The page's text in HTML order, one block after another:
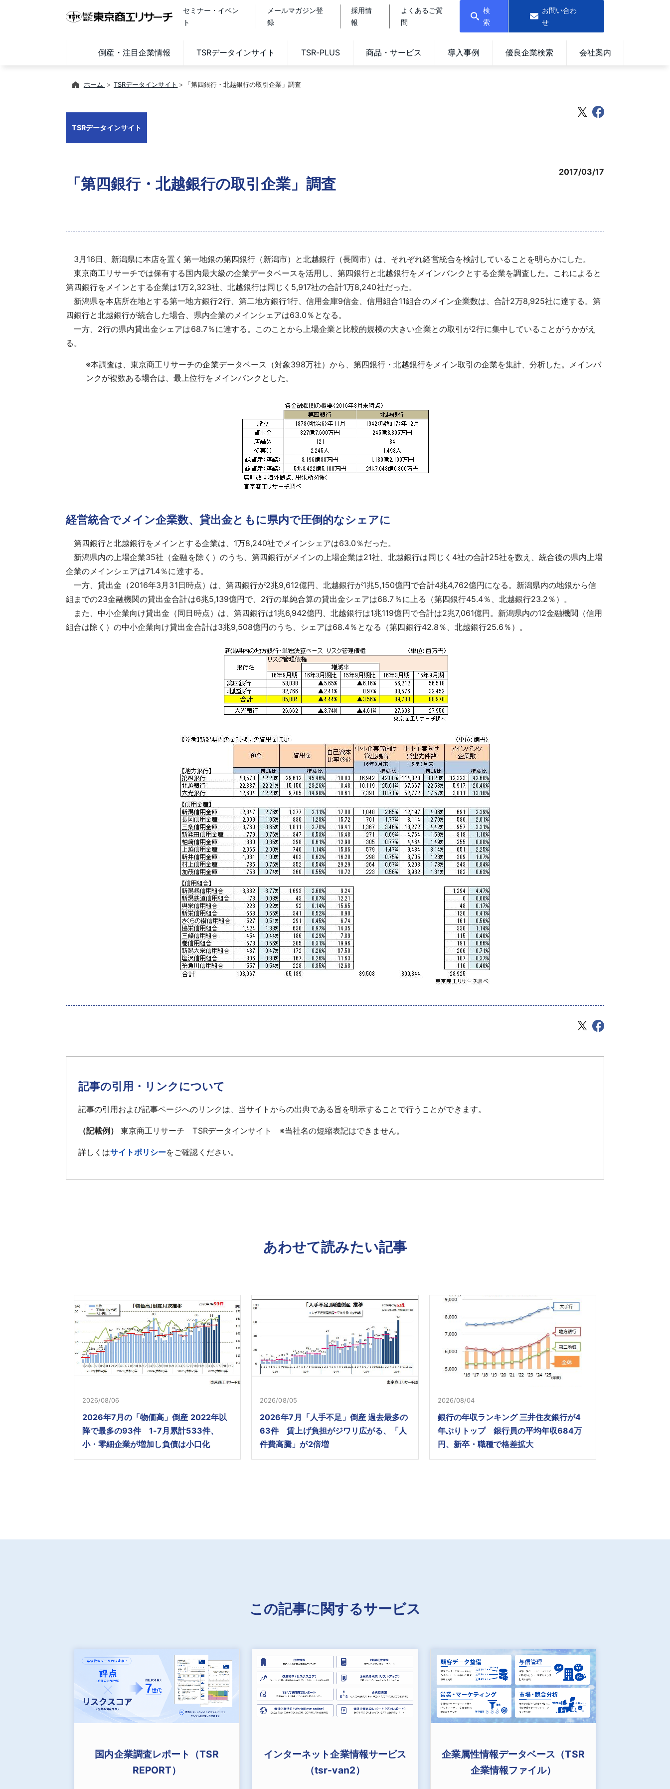
セミナー・イベン
ト
メールマガジン登
録
採用情
報
よくあるご質
問
検
索
お問い合わ
せ
倒産・注目企業情報 TSRデータインサイト TSR-PLUS 商品・サービス 導入事例 優良企業検索 会社案内
ホーム TSRデータインサイト 「第四銀行・北越銀行の取引企業」調査
TSRデータインサイト
「第四銀行・北越銀行の取引企業」調査
2017/03/17
3月16日、新潟県に本店を置く第一地銀の第四銀行（新潟市）と北越銀行（長岡市）は、それぞれ経営統合を検討していることを明らかにした。
東京商工リサーチでは保有する国内最大級の企業データベースを活用し、第四銀行と北越銀行をメインバンクとする企業を調査した。これによると
第四銀行をメインとする企業は1万2,323社、北越銀行は同じく5,917社の合計1万8,240社だった。
新潟県を本店所在地とする第一地方銀行2行、第二地方銀行1行、信用金庫9信金、信用組合11組合のメイン企業数は、合計2万8,925社に達する。第
四銀行と北越銀行が統合した場合、県内企業のメインシェアは63.0％となる。
一方、2行の県内貸出金シェアは68.7％に達する。このことから上場企業と比較的規模の大きい企業との取引が2行に集中していることがうかがえ
る。
※本調査は、東京商工リサーチの企業データベース（対象398万社）から、第四銀行・北越銀行をメイン取引の企業を集計、分析した。メインバ
ンクが複数ある場合は、最上位行をメインバンクとした。
経営統合でメイン企業数、貸出金ともに県内で圧倒的なシェアに
第四銀行と北越銀行をメインとする企業は、1万8,240社でメインシェアは63.0％だった。
新潟県内の上場企業35社（金融を除く）のうち、第四銀行がメインの上場企業は21社、北越銀行は同じく4社の合計25社を数え、統合後の県内上場
企業のメインシェアは71.4％に達する。
一方、貸出金（2016年3月31日時点）は、第四銀行が2兆9,612億円、北越銀行が1兆5,150億円で合計4兆4,762億円になる。新潟県内の地銀から信
組までの23金融機関の貸出金合計は6兆5,139億円で、2行の単純合算の貸出金シェアは68.7％に上る（第四銀行45.4％、北越銀行23.2％）。
また、中小企業向け貸出金（同日時点）は、第四銀行は1兆6,942億円、北越銀行は1兆119億円で合計は2兆7,061億円。新潟県内の12金融機関（信用
組合は除く）の中小企業向け貸出金合計は3兆9,508億円のうち、シェアは68.4％となる（第四銀行42.8％、北越銀行25.6％）。
記事の引用・リンクについて
記事の引用および記事ページへのリンクは、当サイトからの出典である旨を明示することで行うことができます。
（記載例） 東京商工リサーチ TSRデータインサイト ※当社名の短縮表記はできません。
詳しくはサイトポリシーをご確認ください。
あわせて読みたい記事
2026/08/06
2026年7月の「物価高」倒産 2022年以
降で最多の93件 1-7月累計533件、
小・零細企業が増加し負債は小口化
2026/08/05
2026年7月「人手不足」倒産 過去最多の
63件 賃上げ負担がジワリ広がる、「人
件費高騰」が2倍増
2026/08/04
銀行の年収ランキング 三井住友銀行が4
年ぶりトップ 銀行員の平均年収684万
円、新卒・職種で格差拡大
この記事に関するサービス
国内企業調査レポート（TSR
REPORT）
インターネット企業情報サービス
（tsr-van2）
企業属性情報データベース（TSR
企業情報ファイル）